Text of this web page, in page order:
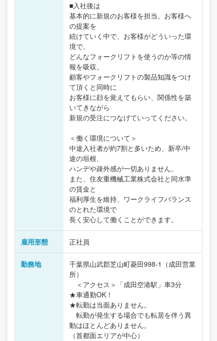
■入社後は
基本的に新規のお客様を担当。お客様へ
の提案を
続けていく中で、お客様がどういった環
境で、
どんなフォークリフトを使うのか等の情
報を吸収。
顧客やフォークリフトの製品知識をつけ
て頂くと同時に
お客様に顔を覚えてもらい、関係性を築
いてきながら
新規の受注につなげていってください。
＜働く環境について＞
中途入社者が約7割と多いため、新卒/中
途の垣根、
ハンデや疎外感が一切ありません。
また、住友重機械工業株式会社と同水準
の賃金と
福利厚生を維持、ワークライフバランス
のとれた環境で
長く安心して働くことができます。
雇用形態 正社員
勤務地
千葉県山武郡芝山町菱田998-1（成田営業
所）
＜アクセス＞「成田空港駅」車3分
★車通勤OK！
★転勤は当面ありません。
転勤が発生する場合でも転居を伴う異
動はほとんどありません。
（首都面エリアが中心）